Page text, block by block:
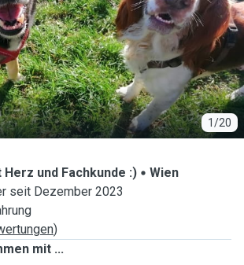
1/20
und Fachkunde :)
Wien
seit Dezember 2023
)
mit ...